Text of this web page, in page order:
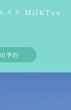
ステ MilkTea
予約